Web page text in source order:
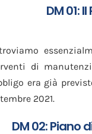
DM 01:
di
era già
2021.
DM 02: Piano